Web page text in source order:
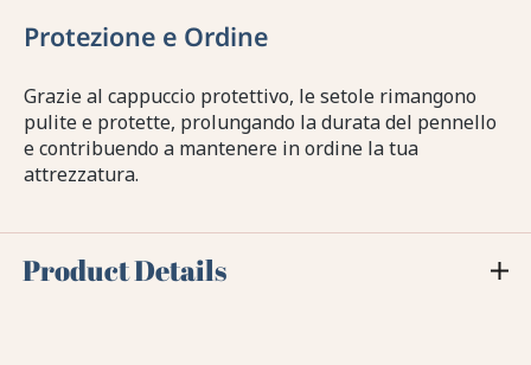
Protezione e Ordine
Grazie al cappuccio protettivo, le setole rimangono
pulite e protette, prolungando la durata del pennello
e contribuendo a mantenere in ordine la tua
attrezzatura.
Product Details